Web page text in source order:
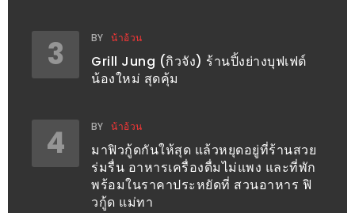
กิน
กระทะ
ทะเล
เผา
เชียงใหม่
3 BY น้าอ้วน
Grill Jung (กิวจัง) ร้านปิ้งย่างบุฟเฟต์
น้องใหม่ สุดคุ้ม
4 BY น้าอ้วน
มาฟิวกู้ดกันให้สุด แล้วหยุดอยู่ที่ร้านสวย
ร่มรื่น อาหารเครื่องดื่มไม่แพง และที่พัก
พร้อมในราคาประหยัดที่ สวนอาหาร ฟิ
วกู้ด แม่ทา